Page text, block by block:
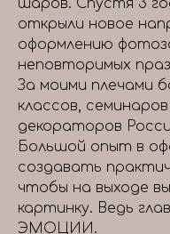
шаров. Спустя 3
открыли новое
оформлению
неповторимых
За моими плечами
классов,
декораторов
Большой опыт в
создавать
чтобы на выходе
картинку. Ведь
ЭМОЦИИ.